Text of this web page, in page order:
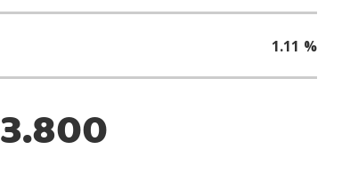
1.11 %
3.800